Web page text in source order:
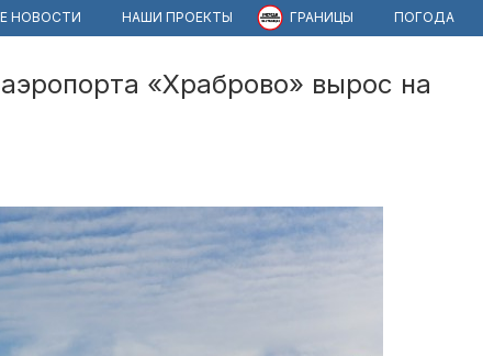
НОВОСТИ НАШИ ПРОЕКТЫ ГРАНИЦЫ ПОГОДА
«Храброво» вырос на